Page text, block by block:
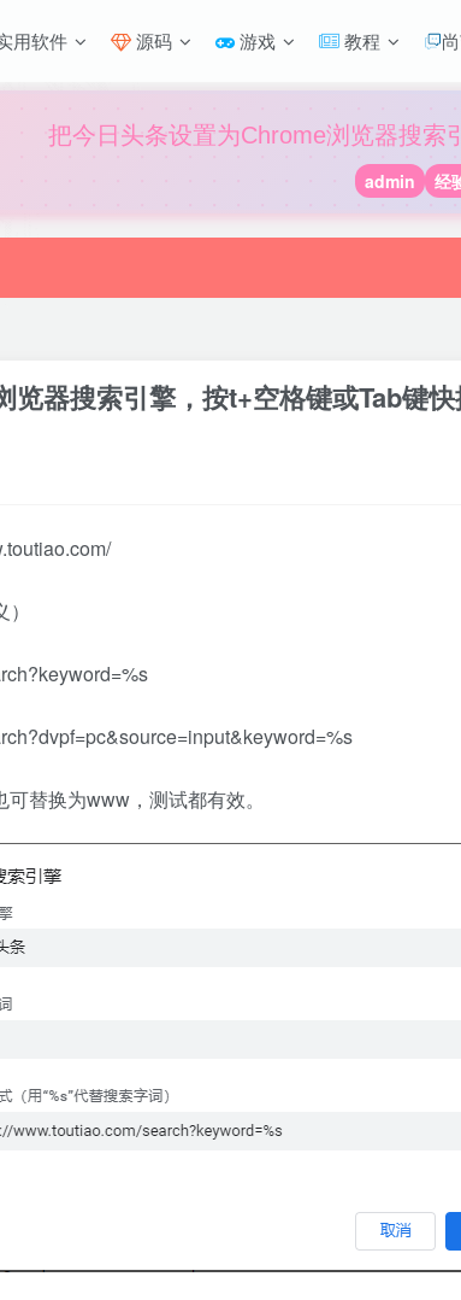
用软件 源码 游戏 教程
把今日头条设置为Chrome浏览器搜索
admin 经
器搜索引擎，按t+空格键或Tab键
替换为www，测试都有效。